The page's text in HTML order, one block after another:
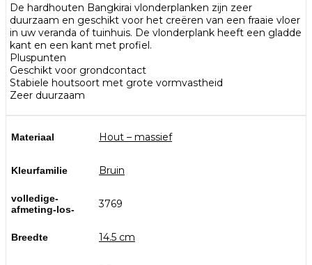
De hardhouten Bangkirai vlonderplanken zijn zeer
duurzaam en geschikt voor het creëren van een fraaie vloer
in uw veranda of tuinhuis. De vlonderplank heeft een gladde
kant en een kant met profiel.
Pluspunten
Geschikt voor grondcontact
Stabiele houtsoort met grote vormvastheid
Zeer duurzaam
Materiaal Hout – massief
Kleurfamilie Bruin
volledige-
afmeting-los-
3769
Breedte 14.5 cm